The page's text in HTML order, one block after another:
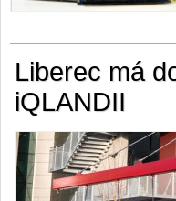
Liberec má
iQLANDII